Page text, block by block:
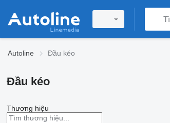
Autoline Đầu kéo
Đầu kéo
Thương hiệu